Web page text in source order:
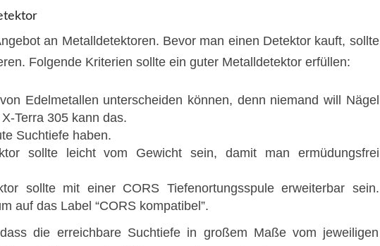
an Metalldetektoren. Bevor man einen Detektor kauft, sollte
Folgende Kriterien sollte ein guter Metalldetektor erfüllen:
Edelmetallen unterscheiden können, denn niemand will Nägel
Terra 305 kann das.
Suchtiefe haben.
sollte leicht vom Gewicht sein, damit man ermüdungsfrei
sollte mit einer CORS Tiefenortungsspule erweiterbar sein.
auf das Label “CORS kompatibel”.
die erreichbare Suchtiefe in großem Maße vom jeweiligen